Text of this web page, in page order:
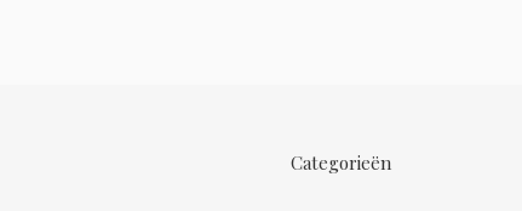
Categorieën